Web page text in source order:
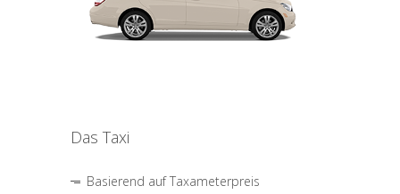
Das Taxi
Basierend auf Taxameterpreis